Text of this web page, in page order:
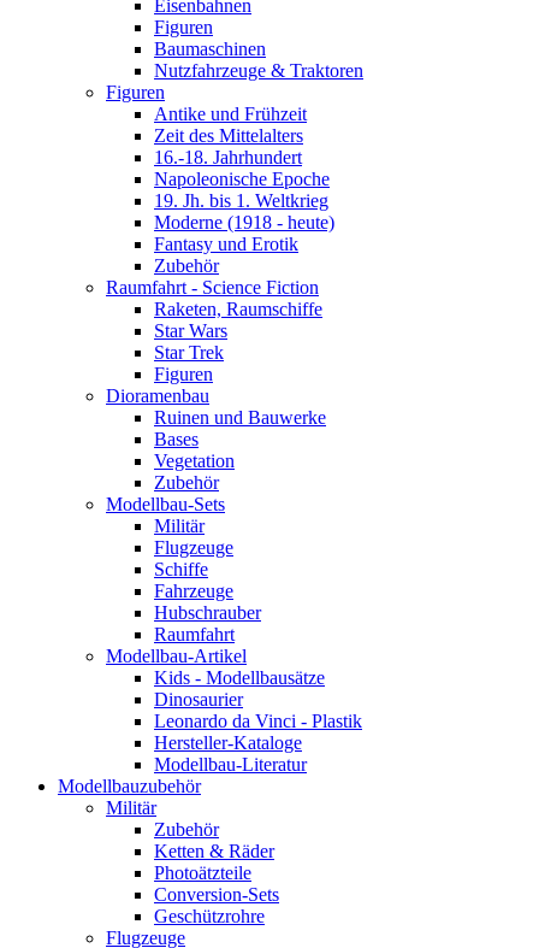
Eisenbahnen
Figuren
Baumaschinen
Nutzfahrzeuge & Traktoren
Figuren
Antike und Frühzeit
Zeit des Mittelalters
16.-18. Jahrhundert
Napoleonische Epoche
19. Jh. bis 1. Weltkrieg
Moderne (1918 - heute)
Fantasy und Erotik
Zubehör
Raumfahrt - Science Fiction
Raketen, Raumschiffe
Star Wars
Star Trek
Figuren
Dioramenbau
Ruinen und Bauwerke
Bases
Vegetation
Zubehör
Modellbau-Sets
Militär
Flugzeuge
Schiffe
Fahrzeuge
Hubschrauber
Raumfahrt
Modellbau-Artikel
Kids - Modellbausätze
Dinosaurier
Leonardo da Vinci - Plastik
Hersteller-Kataloge
Modellbau-Literatur
Modellbauzubehör
Militär
Zubehör
Ketten & Räder
Photoätzteile
Conversion-Sets
Geschützrohre
Flugzeuge